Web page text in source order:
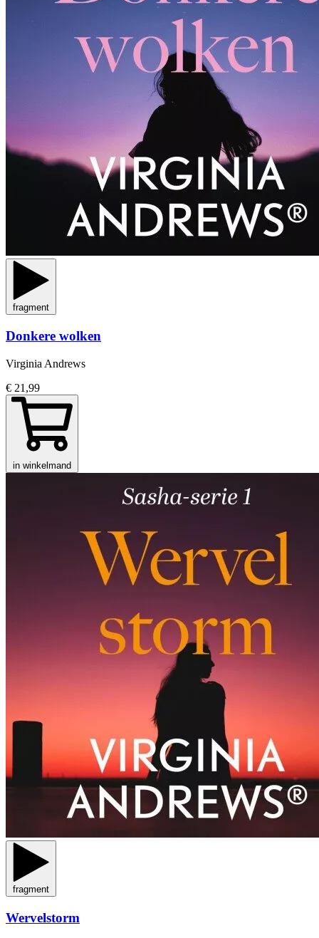
fragment
Donkere wolken
Virginia Andrews
€ 21,99
in winkelmand
fragment
Wervelstorm